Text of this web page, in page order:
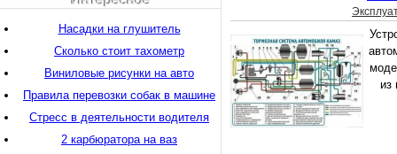
из
Насадки на глушитель
Сколько стоит тахометр
Виниловые рисунки на авто
Правила перевозки собак в машине
Стресс в деятельности водителя
2 карбюратора на ваз